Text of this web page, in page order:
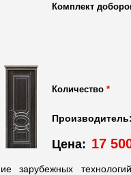
Комплект
Количество *
Производитель:
Цена: 17
зарубежных